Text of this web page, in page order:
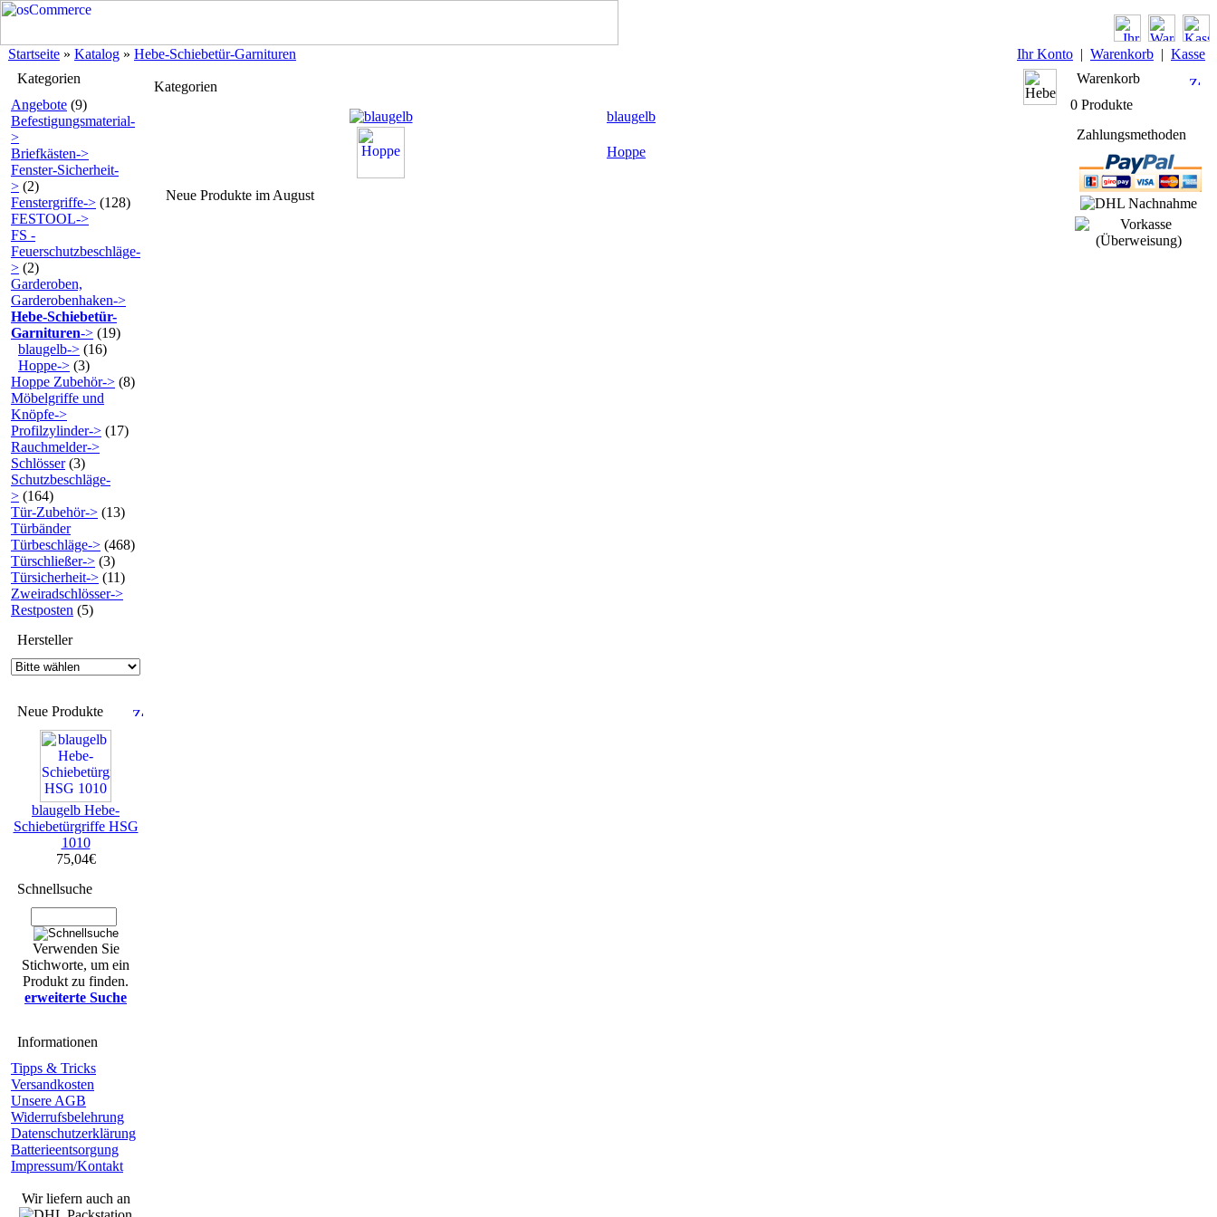
Startseite » Katalog » Hebe-Schiebetür-Garnituren Ihr Konto | Warenkorb | Kasse
Kategorien
Angebote (9)
Befestigungsmaterial-
>
Briefkästen->
Fenster-Sicherheit-
> (2)
Fenstergriffe-> (128)
FESTOOL->
FS -
Feuerschutzbeschläge-
> (2)
Garderoben,
Garderobenhaken->
Hebe-Schiebetür-
Garnituren-> (19)
blaugelb-> (16)
Hoppe-> (3)
Hoppe Zubehör-> (8)
Möbelgriffe und
Knöpfe->
Profilzylinder-> (17)
Rauchmelder->
Schlösser(3)
Schutzbeschläge-
> (164)
Tür-Zubehör-> (13)
Türbänder
Türbeschläge-> (468)
Türschließer-> (3)
Türsicherheit-> (11)
Zweiradschlösser->
Restposten (5)
Hersteller
Neue Produkte
blaugelb Hebe-
Schiebetürgriffe HSG
1010
75,04€
Schnellsuche
Verwenden Sie
Stichworte, um ein
Produkt zu finden.
erweiterte Suche
Informationen
Tipps & Tricks
Versandkosten
Unsere AGB
Widerrufsbelehrung
Datenschutzerklärung
Batterieentsorgung
Impressum/Kontakt
Wir liefern auch an
Kategorien
blaugelb
Hoppe
Neue Produkte im August
Warenkorb
0 Produkte
Zahlungsmethoden